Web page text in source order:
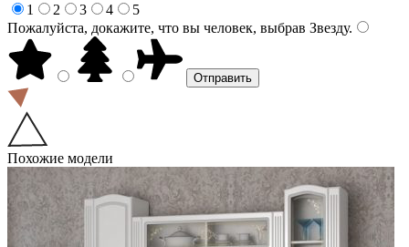
1
2 3 4
5
Пожалуйста, докажите, что вы человек, выбрав Звезду.
Похожие модели